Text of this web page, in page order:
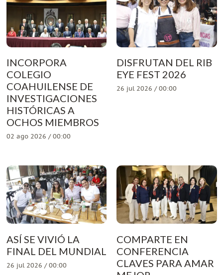
INCORPORA
COLEGIO
COAHUILENSE DE
INVESTIGACIONES
HISTÓRICAS A
OCHOS MIEMBROS
02 ago 2026 / 00:00
DISFRUTAN DEL RIB
EYE FEST 2026
26 jul 2026 / 00:00
ASÍ SE VIVIÓ LA
FINAL DEL MUNDIAL
26 jul 2026 / 00:00
COMPARTE EN
CONFERENCIA
CLAVES PARA AMAR